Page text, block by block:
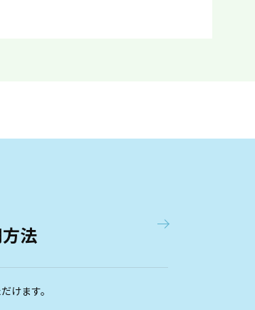
法
けます。